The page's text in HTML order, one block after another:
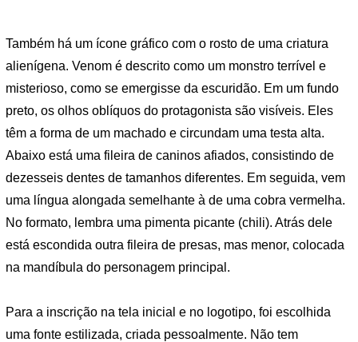
Também há um ícone gráfico com o rosto de uma criatura
alienígena. Venom é descrito como um monstro terrível e
misterioso, como se emergisse da escuridão. Em um fundo
preto, os olhos oblíquos do protagonista são visíveis. Eles
têm a forma de um machado e circundam uma testa alta.
Abaixo está uma fileira de caninos afiados, consistindo de
dezesseis dentes de tamanhos diferentes. Em seguida, vem
uma língua alongada semelhante à de uma cobra vermelha.
No formato, lembra uma pimenta picante (chili). Atrás dele
está escondida outra fileira de presas, mas menor, colocada
na mandíbula do personagem principal.
Para a inscrição na tela inicial e no logotipo, foi escolhida
uma fonte estilizada, criada pessoalmente. Não tem